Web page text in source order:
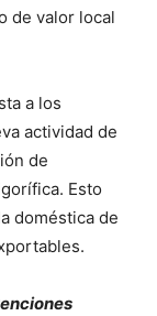
de valor local
a los
actividad de
de
Esto
doméstica de